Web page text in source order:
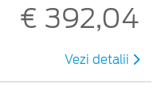
€ 392,04
Vezi detalii